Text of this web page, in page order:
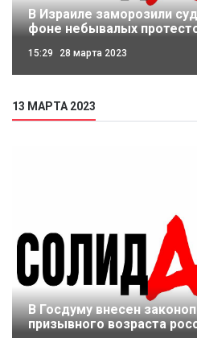
В Израиле заморозили
фоне небывалых
15:29 28 марта 2023
13 МАРТА 2023
В Госдуму внесен
призывного возраста